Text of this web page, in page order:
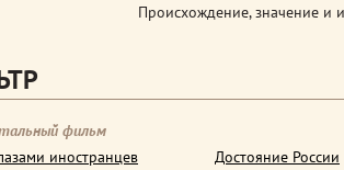
Происхождение, значение и
фильм
иностранцев
Достояние России